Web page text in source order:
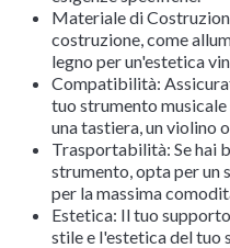
Materiale di
costruzione, come
legno per un'estetica
Compatibilità:
tuo strumento musicale
una tastiera, un violino
Trasportabilità: Se hai
strumento, opta per un
per la massima
Estetica: Il tuo
stile e l'estetica del tuo